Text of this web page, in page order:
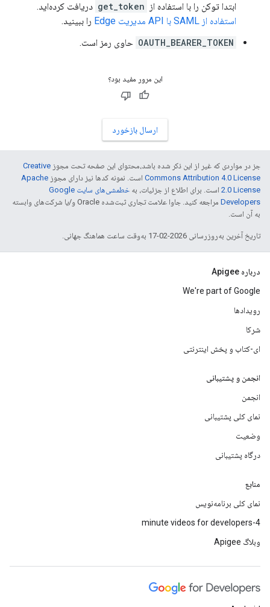
ابتدا توکن را با استفاده از get_token دریافت کرده‌اید.
استفاده از SAML با API مدیریت Edge
را ببینید.
OAUTH_BEARER_TOKEN حاوی رمز است.
این مرور مفید بود؟
ارسال بازخورد
جز در مواردی که غیر از این ذکر شده باشد،‌محتوای این صفحه تحت مجوز Creative
Commons Attribution 4.0 License است. نمونه کدها نیز دارای مجوز Apache
2.0 License است. برای اطلاع از جزئیات، به
خطمشی‌های سایت Google
Developers‏
مراجعه کنید. جاوا علامت تجاری ثبت‌شده Oracle و/یا شرکت‌های وابسته
به آن است.
تاریخ آخرین به‌روزرسانی 2026-02-17 به‌وقت ساعت هماهنگ جهانی.
درباره Apigee
We're part of Google
رویدادها
شرکا
ای-کتاب و پخش اینترنتی
انجمن و پشتیبانی
انجمن
نمای کلی پشتیبانی
وضعیت
درگاه پشتیبانی
منابع
نمای کلی برنامه‌نویس
4-minute videos for developers
وبلاگ Apigee